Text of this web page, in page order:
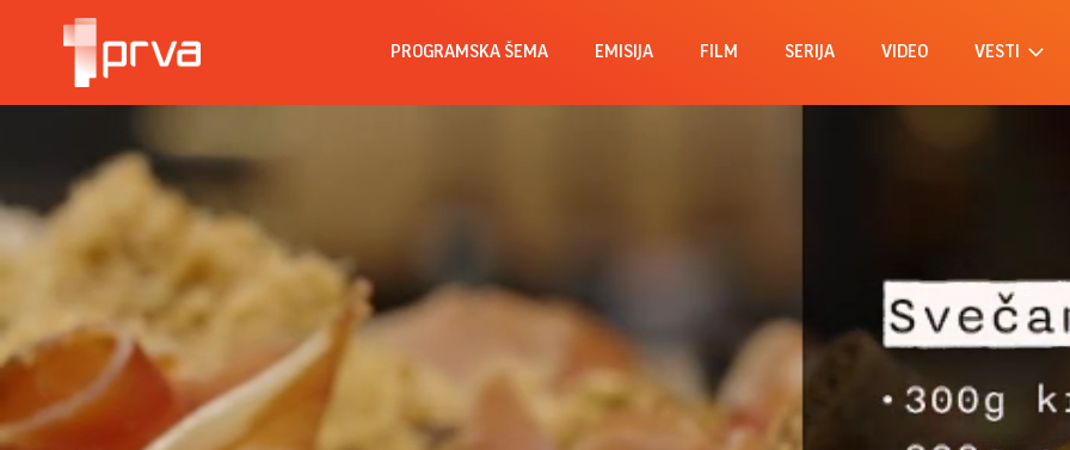
PROGRAMSKA ŠEMA EMISIJA FILM SERIJA VIDEO VESTI